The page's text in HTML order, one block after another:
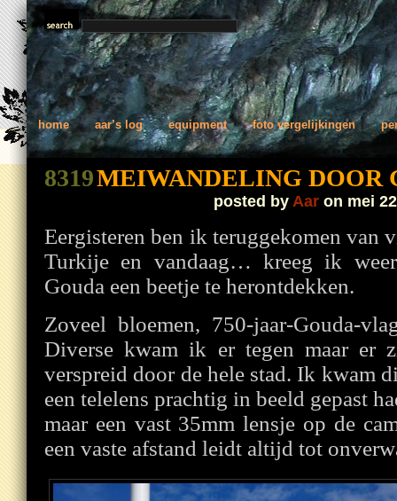
home aar’s log equipment foto vergelijkingen
8319MEIWANDELING DOOR
posted by Aaron mei
Eergisteren ben ik teruggekomen van
Turkije en vandaag… kreeg ik
Gouda een beetje te herontdekken.
Zoveel bloemen, 750-jaar-Gouda-
Diverse kwam ik er tegen maar er
verspreid door de hele stad. Ik kwam
een telelens prachtig in beeld gepast
maar een vast 35mm lensje op de
een vaste afstand leidt altijd tot